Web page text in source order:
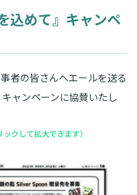
込めて』キャンペ
者の皆さんへエールを送る
ャンペーンに協賛いたし
クして拡大できます）